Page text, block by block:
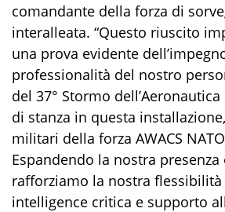
comandante della forza di
interalleata. “Questo riuscito
una prova evidente dell
professionalità del nostro
del 37° Stormo
di stanza in questa
militari della forza AWACS NATO
Espandendo la nostra presenza
rafforziamo la nostra
intelligence critica e supporto